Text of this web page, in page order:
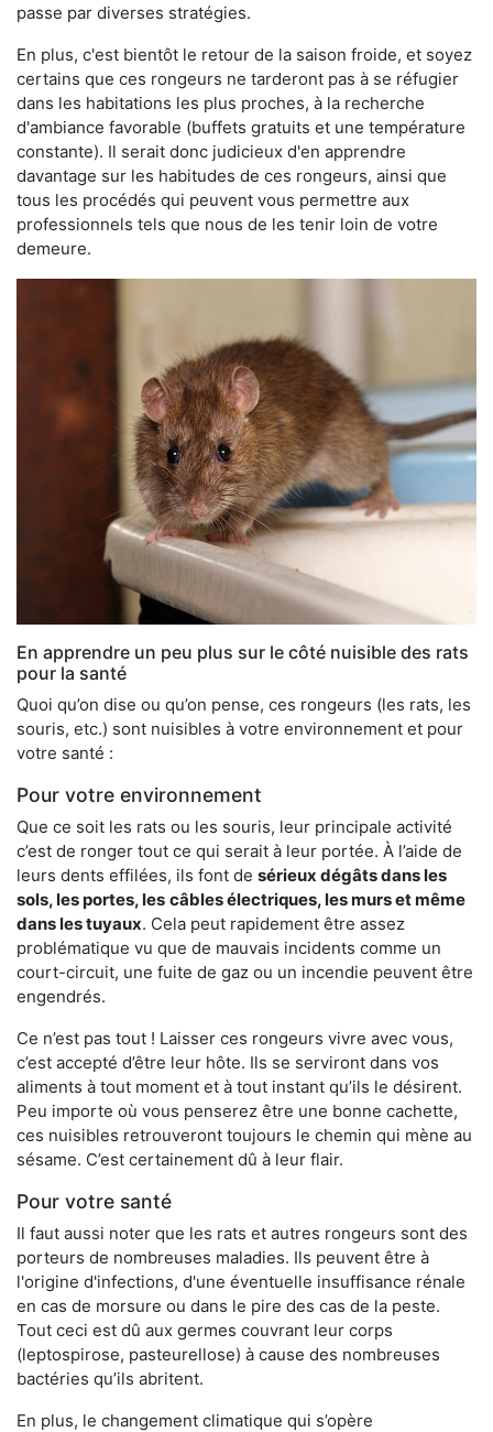
passe par diverses stratégies.
En plus, c'est bientôt le retour de la saison froide, et soyez
certains que ces rongeurs ne tarderont pas à se réfugier
dans les habitations les plus proches, à la recherche
d'ambiance favorable (buffets gratuits et une température
constante). Il serait donc judicieux d'en apprendre
davantage sur les habitudes de ces rongeurs, ainsi que
tous les procédés qui peuvent vous permettre aux
professionnels tels que nous de les tenir loin de votre
demeure.
En apprendre un peu plus sur le côté nuisible des rats
pour la santé
Quoi qu’on dise ou qu’on pense, ces rongeurs (les rats, les
souris, etc.) sont nuisibles à votre environnement et pour
votre santé :
Pour votre environnement
Que ce soit les rats ou les souris, leur principale activité
c’est de ronger tout ce qui serait à leur portée. À l’aide de
leurs dents effilées, ils font de sérieux dégâts dans les
sols, les portes, les câbles électriques, les murs et même
dans les tuyaux. Cela peut rapidement être assez
problématique vu que de mauvais incidents comme un
court-circuit, une fuite de gaz ou un incendie peuvent être
engendrés.
Ce n’est pas tout ! Laisser ces rongeurs vivre avec vous,
c’est accepté d’être leur hôte. Ils se serviront dans vos
aliments à tout moment et à tout instant qu’ils le désirent.
Peu importe où vous penserez être une bonne cachette,
ces nuisibles retrouveront toujours le chemin qui mène au
sésame. C’est certainement dû à leur flair.
Pour votre santé
Il faut aussi noter que les rats et autres rongeurs sont des
porteurs de nombreuses maladies. Ils peuvent être à
l'origine d'infections, d'une éventuelle insuffisance rénale
en cas de morsure ou dans le pire des cas de la peste.
Tout ceci est dû aux germes couvrant leur corps
(leptospirose, pasteurellose) à cause des nombreuses
bactéries qu’ils abritent.
En plus, le changement climatique qui s’opère